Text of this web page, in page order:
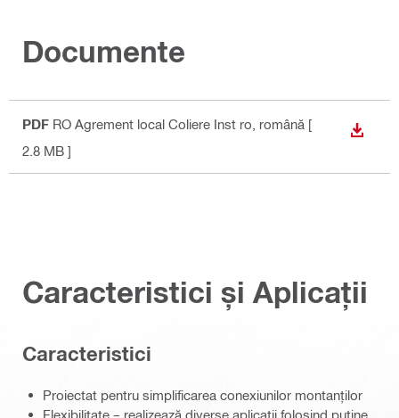
Documente
PDF RO Agrement local Coliere Inst ro , română [
2.8 MB ]
Caracteristici și Aplicații
Caracteristici
Proiectat pentru simplificarea conexiunilor montanților
Flexibilitate – realizează diverse aplicații folosind puține